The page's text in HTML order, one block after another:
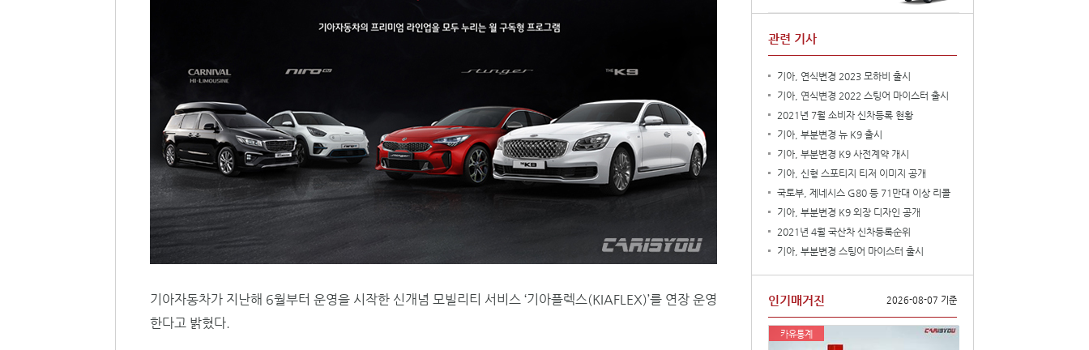
기아자동차가 지난해 6월부터 운영을 시작한 신개념 모빌리티 서비스 ‘기아플렉스(KIAFLEX)’를 연장 운영
한다고 밝혔다.
관련 기사
기아, 연식변경 2023 모하비 출시
기아, 연식변경 2022 스팅어 마이스터 출시
2021년 7월 소비자 신차등록 현황
기아, 부분변경 뉴 K9 출시
기아, 부분변경 K9 사전계약 개시
기아, 신형 스포티지 티저 이미지 공개
국토부, 제네시스 G80 등 71만대 이상 리콜
기아, 부분변경 K9 외장 디자인 공개
2021년 4월 국산차 신차등록순위
기아, 부분변경 스팅어 마이스터 출시
인기매거진 2026-08-07 기준
카유통계